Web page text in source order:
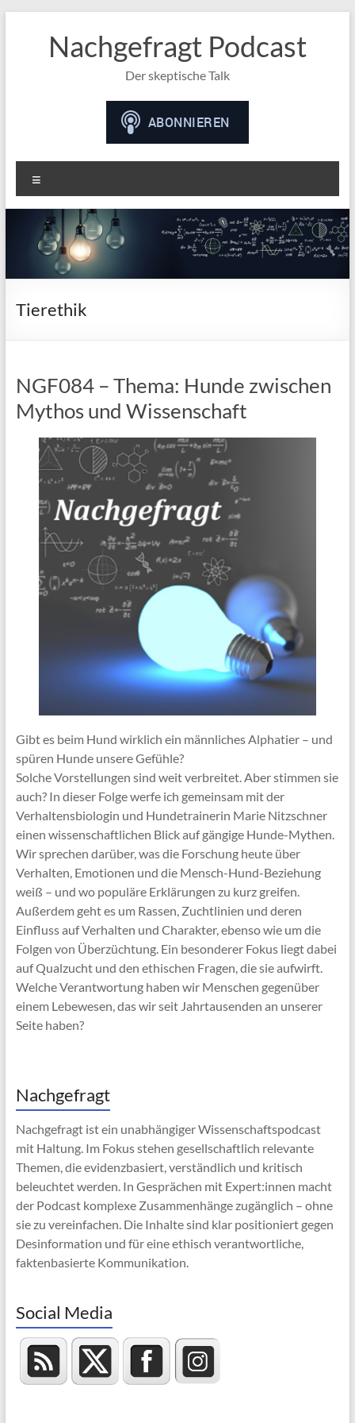
Nachgefragt Podcast
Der skeptische Talk
Tierethik
NGF084 – Thema: Hunde zwischen
Mythos und Wissenschaft
Gibt es beim Hund wirklich ein männliches Alphatier – und
spüren Hunde unsere Gefühle?
Solche Vorstellungen sind weit verbreitet. Aber stimmen sie
auch? In dieser Folge werfe ich gemeinsam mit der
Verhaltensbiologin und Hundetrainerin Marie Nitzschner
einen wissenschaftlichen Blick auf gängige Hunde-Mythen.
Wir sprechen darüber, was die Forschung heute über
Verhalten, Emotionen und die Mensch-Hund-Beziehung
weiß – und wo populäre Erklärungen zu kurz greifen.
Außerdem geht es um Rassen, Zuchtlinien und deren
Einfluss auf Verhalten und Charakter, ebenso wie um die
Folgen von Überzüchtung. Ein besonderer Fokus liegt dabei
auf Qualzucht und den ethischen Fragen, die sie aufwirft.
Welche Verantwortung haben wir Menschen gegenüber
einem Lebewesen, das wir seit Jahrtausenden an unserer
Seite haben?
Nachgefragt
Nachgefragt ist ein unabhängiger Wissenschaftspodcast
mit Haltung. Im Fokus stehen gesellschaftlich relevante
Themen, die evidenzbasiert, verständlich und kritisch
beleuchtet werden. In Gesprächen mit Expert:innen macht
der Podcast komplexe Zusammenhänge zugänglich – ohne
sie zu vereinfachen. Die Inhalte sind klar positioniert gegen
Desinformation und für eine ethisch verantwortliche,
faktenbasierte Kommunikation.
Social Media